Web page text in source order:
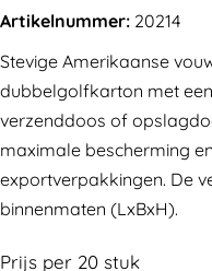
Artikelnummer: 20214
Stevige Amerikaanse
dubbelgolfkarton met
verzenddoos of
maximale bescherming
exportverpakkingen. De
binnenmaten (LxBxH).
Prijs per 20 stuk